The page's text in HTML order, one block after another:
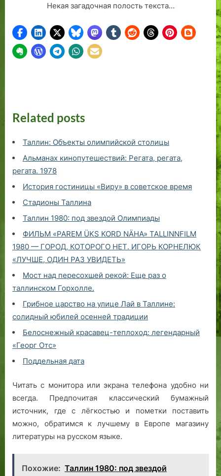
Некая загадочная полость текста…
Related posts
Таллин: Объекты олимпийской столицы
Альманах кинопутешествий: Регата, регата,
регата. 1978
История гостиницы «Виру» в советское время
Стадионы Таллина
Таллин 1980: под звездой Олимпиады
ФИЛЬМ «PAREM ÜKS KORD NÄHA» TALLINNFILM
1980 — ГОРОД, КОТОРОГО НЕТ. ИГОРЬ КОРНЕЛЮК
«ЛУЧШЕ, ОДИН РАЗ УВИДЕТЬ»
Мост над пересохшей рекой: Еще раз о
таллинском Горхолле.
Грибное царство на улице Лай в Таллине:
солидный юбилей осенней традиции
Белоснежный красавец-теплоход: легендарный
«Георг Отс»
Поддельная дата
Читать с монитора или экрана телефона удобно ни
всегда. Предпочитая классический бумажный
источник, где с лёгкостью и пометки поставить
можно, обратимся к лучшему в Европе магазину
литературы на русском языке.
Похожие: Таллин 1980: под звездой